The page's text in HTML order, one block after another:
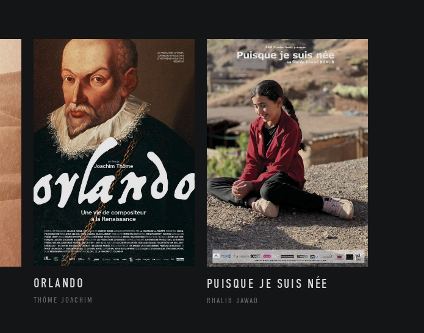
ORLANDO
THÔME JOACHIM
PUISQUE JE SUIS NÉE
RHALIB JAWAD